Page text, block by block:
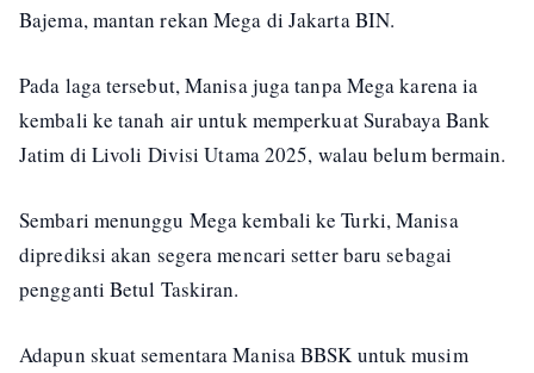
Bajema, mantan rekan Mega di Jakarta BIN.
Pada laga tersebut, Manisa juga tanpa Mega karena ia
kembali ke tanah air untuk memperkuat Surabaya Bank
Jatim di Livoli Divisi Utama 2025, walau belum bermain.
Sembari menunggu Mega kembali ke Turki, Manisa
diprediksi akan segera mencari setter baru sebagai
pengganti Betul Taskiran.
Adapun skuat sementara Manisa BBSK untuk musim